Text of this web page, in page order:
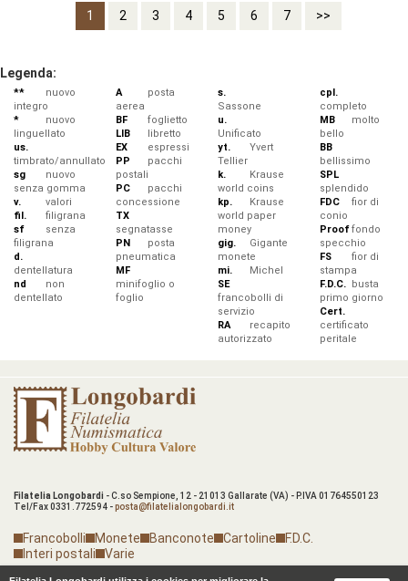
1 2 3 4 5 6 7 >>
Legenda:
**
nuovo
integro
*
nuovo
linguellato
us.
timbrato/annullato
sg
nuovo
senza gomma
v.
valori
fil.
filigrana
sf
senza
filigrana
d.
dentellatura
nd
non
dentellato
A
posta
aerea
BF
foglietto
LIB
libretto
EX
espressi
PP
pacchi
postali
PC
pacchi
concessione
TX
segnatasse
PN
posta
pneumatica
MF
minifoglio o
foglio
s.
Sassone
u.
Unificato
yt.
Yvert
Tellier
k.
Krause
world coins
kp.
Krause
world paper
money
gig.
Gigante
monete
mi.
Michel
SE
francobolli di
servizio
RA
recapito
autorizzato
cpl.
completo
MB
molto
bello
BB
bellissimo
SPL
splendido
FDC
fior di
conio
Prooffondo
specchio
FS
fior di
stampa
F.D.C. busta
primo giorno
Cert.
certificato
peritale
Filatelia Longobardi - C.so Sempione, 12 - 21013 Gallarate (VA) - P.IVA 01764550123
Tel/Fax 0331.772594 -posta@filatelialongobardi.it
Francobolli Monete Banconote Cartoline
F.D.C.
Interi postali
Varie